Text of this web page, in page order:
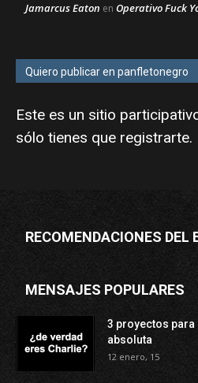
Jamarcus Eaton en Operativo Fuck
Quiero publicar en panfletonegro
Este es un sitio
sólo tienes que registrarte.
RECOMENDACIONES DEL
MENSAJES POPULARES
3 proyectos
absoluta
12 enero, 15